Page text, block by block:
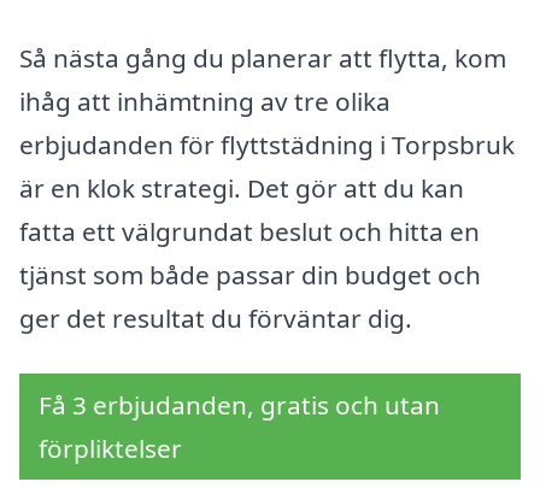
Så nästa gång du planerar att flytta, kom
ihåg att inhämtning av tre olika
erbjudanden för flyttstädning i Torpsbruk
är en klok strategi. Det gör att du kan
fatta ett välgrundat beslut och hitta en
tjänst som både passar din budget och
ger det resultat du förväntar dig.
Få 3 erbjudanden, gratis och utan
förpliktelser